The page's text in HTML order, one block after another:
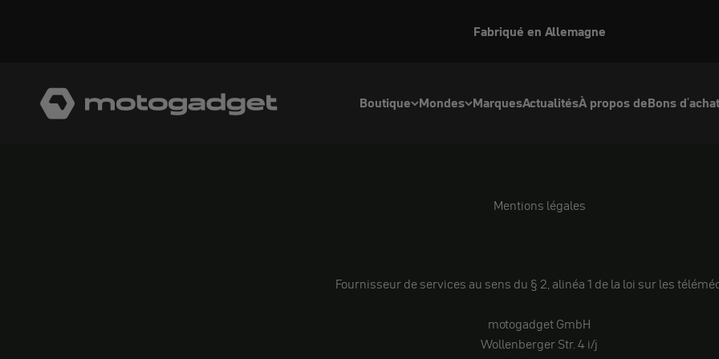
Fabriqué en Allemagne
Boutique Mondes MarquesActualitésÀ propos deBons d'achat
motogadget GmbH
Mentions légales
Fournisseur de services au sens du § 2, alinéa 1 de la loi sur les
motogadget GmbH
Wollenberger Str. 4 i/j